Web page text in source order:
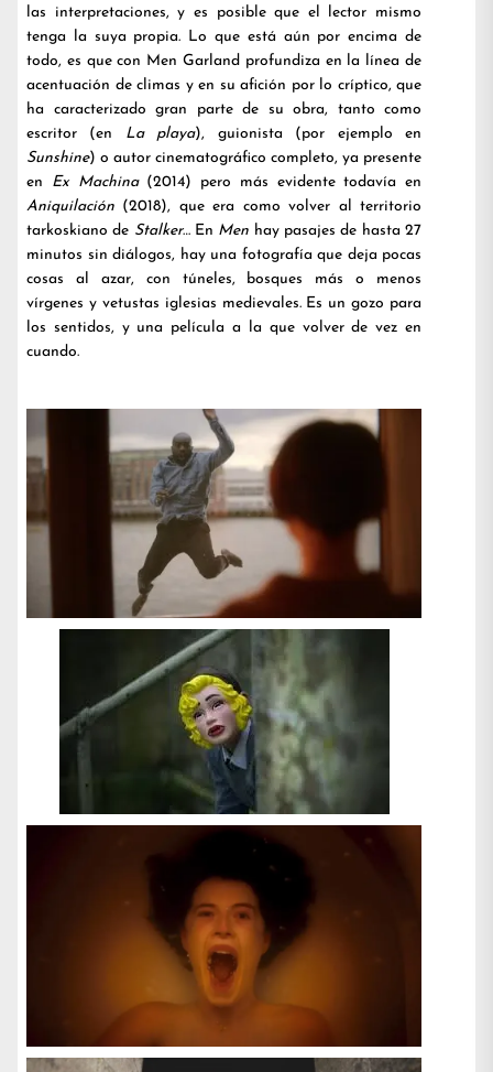
las interpretaciones, y es posible que el lector mismo
tenga la suya propia. Lo que está aún por encima de
todo, es que con Men Garland profundiza en la línea de
acentuación de climas y en su afición por lo críptico, que
ha caracterizado gran parte de su obra, tanto como
escritor (en La playa), guionista (por ejemplo en
Sunshine) o autor cinematográfico completo, ya presente
en Ex Machina(2014) pero más evidente todavía en
Aniquilación (2018), que era como volver al territorio
tarkoskiano de Stalker… En Men hay pasajes de hasta 27
minutos sin diálogos, hay una fotografía que deja pocas
cosas al azar, con túneles, bosques más o menos
vírgenes y vetustas iglesias medievales. Es un gozo para
los sentidos, y una película a la que volver de vez en
cuando.